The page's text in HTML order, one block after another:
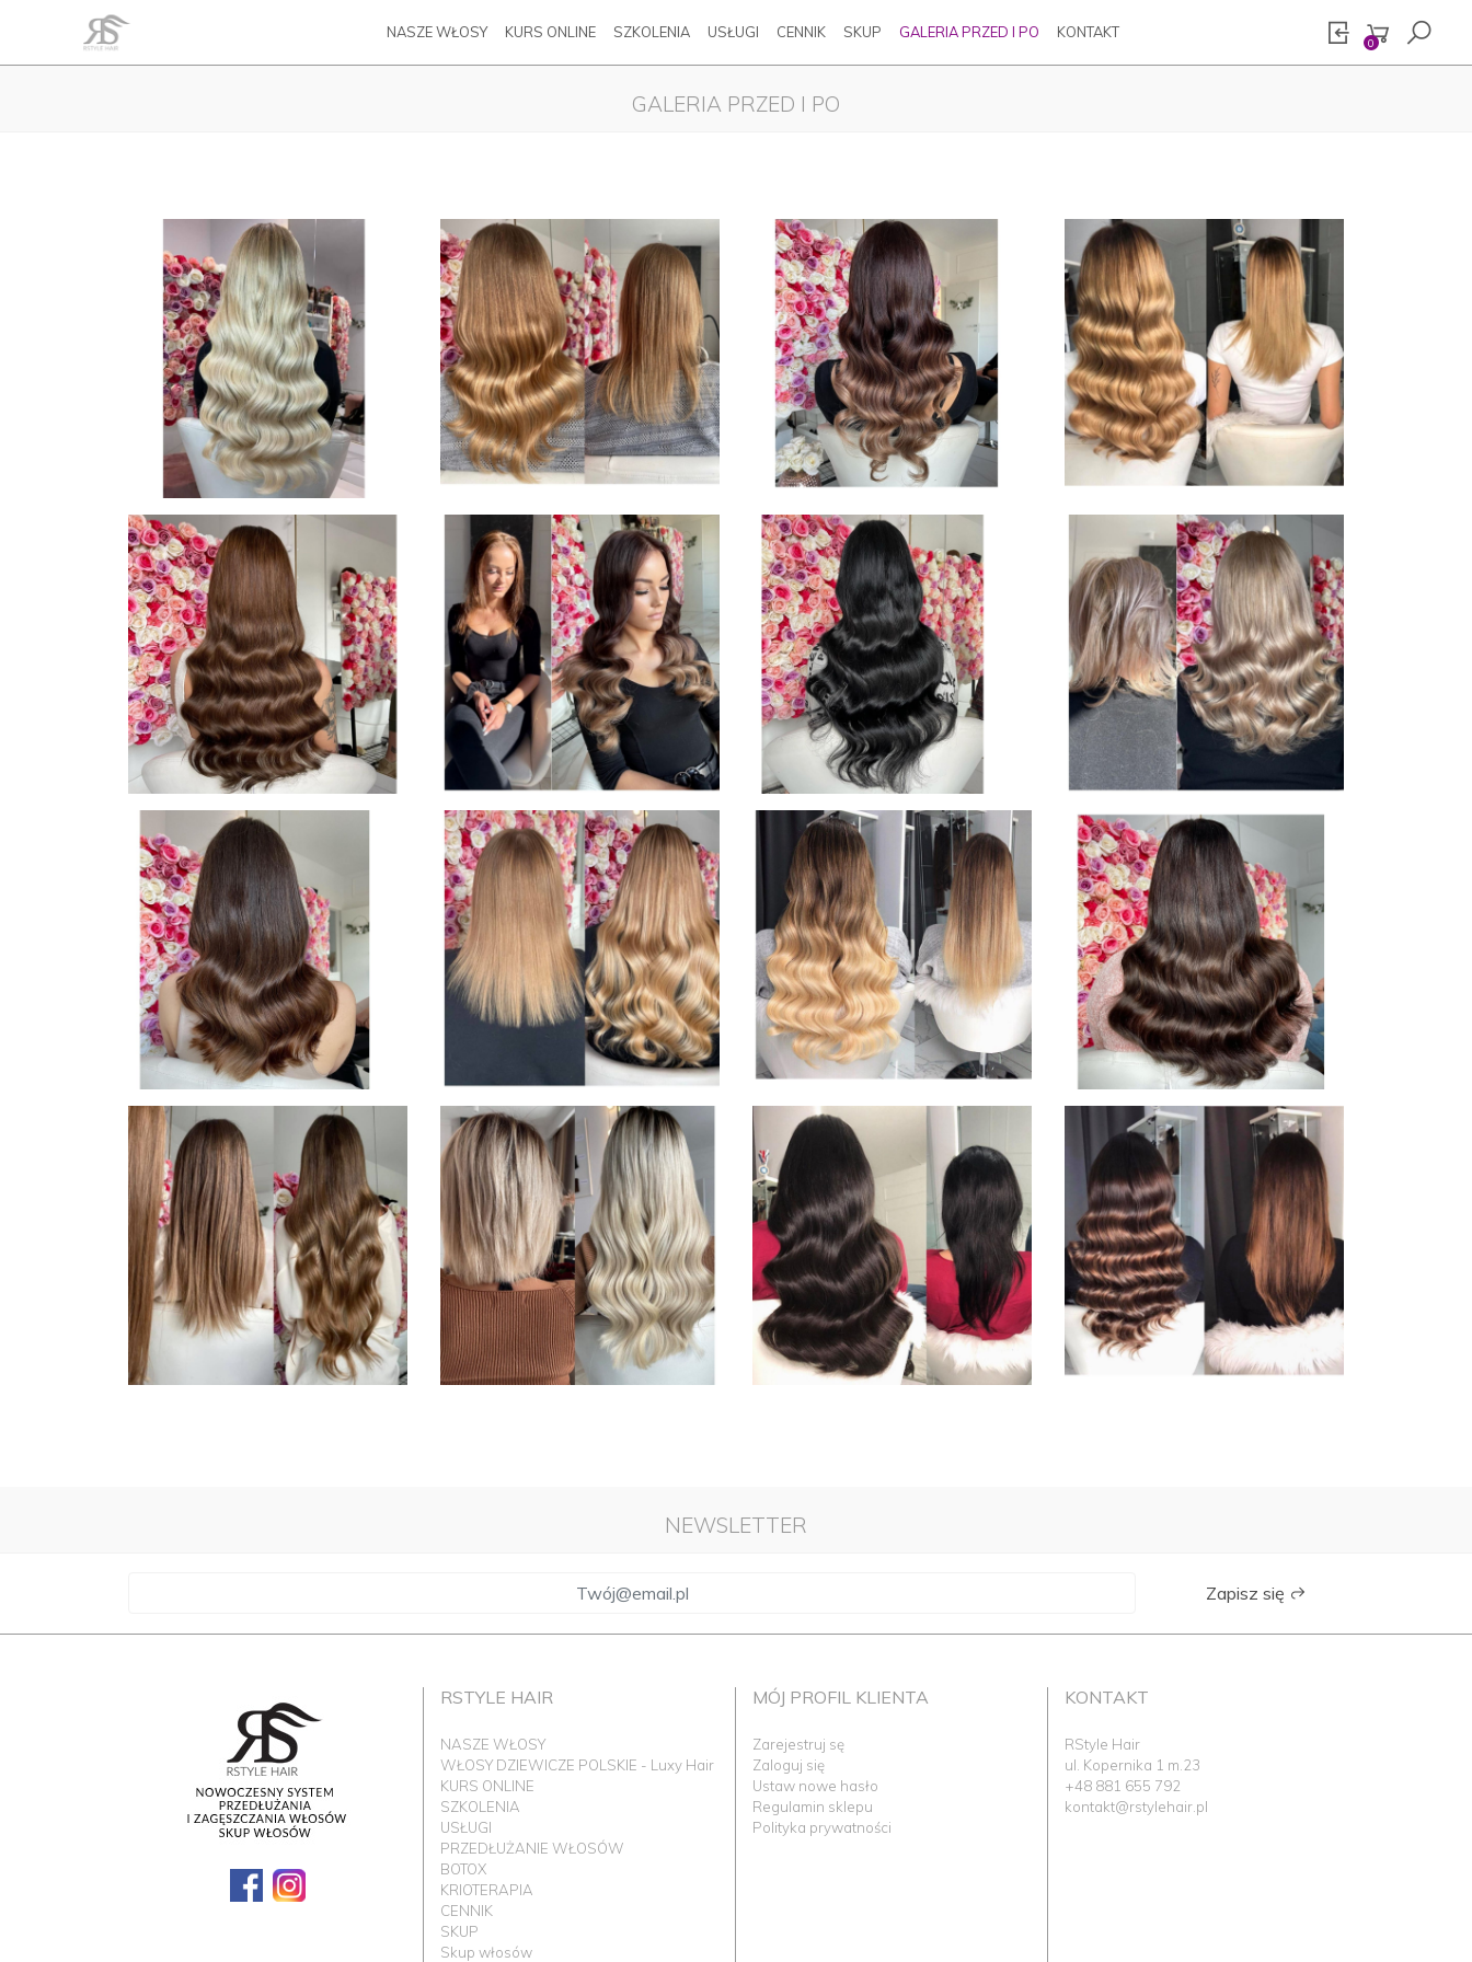
NASZE WŁOSY KURS ONLINE SZKOLENIA USŁUGI CENNIK SKUP GALERIA PRZED I PO KONTAKT
0
GALERIA PRZED I PO
NEWSLETTER
Zapisz się
RSTYLE HAIR
NASZE WŁOSY
WŁOSY DZIEWICZE POLSKIE - Luxy Hair
KURS ONLINE
SZKOLENIA
USŁUGI
PRZEDŁUŻANIE WŁOSÓW
BOTOX
KRIOTERAPIA
CENNIK
SKUP
Skup włosów
MÓJ PROFIL KLIENTA
Zarejestruj sę
Zaloguj się
Ustaw nowe hasło
Regulamin sklepu
Polityka prywatności
KONTAKT
RStyle Hair
ul. Kopernika 1 m.23
+48 881 655 792
kontakt@rstylehair.pl